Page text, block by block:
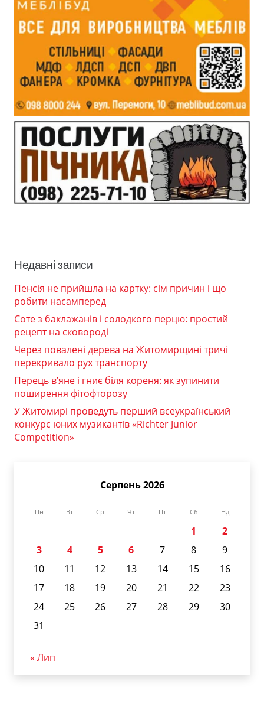
Недавні записи
Пенсія не прийшла на картку: сім причин і що
робити насамперед
Соте з баклажанів і солодкого перцю: простий
рецепт на сковороді
Через повалені дерева на Житомирщині тричі
перекривало рух транспорту
Перець в’яне і гниє біля кореня: як зупинити
поширення фітофторозу
У Житомирі проведуть перший всеукраїнський
конкурс юних музикантів «Richter Junior
Competition»
Серпень 2026
Пн Вт Ср Чт Пт Сб Нд
1
2
3
4 5 6 7 8
9
10
11 12 13 14 15
16
17
18 19 20 21 22
23
24
25 26 27 28 29
30
31
« Лип